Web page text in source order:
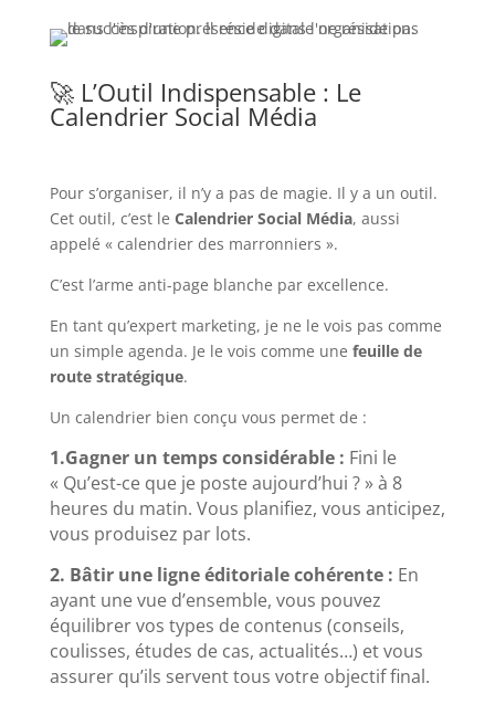
🚀 L’Outil Indispensable : Le
Calendrier Social Média
Pour s’organiser, il n’y a pas de magie. Il y a un outil.
Cet outil, c’est le Calendrier Social Média, aussi
appelé « calendrier des marronniers ».
C’est l’arme anti-page blanche par excellence.
En tant qu’expert marketing, je ne le vois pas comme
un simple agenda. Je le vois comme une feuille de
route stratégique.
Un calendrier bien conçu vous permet de :
1.Gagner un temps considérable : Fini le
« Qu’est-ce que je poste aujourd’hui ? » à 8
heures du matin. Vous planifiez, vous anticipez,
vous produisez par lots.
2. Bâtir une ligne éditoriale cohérente : En
ayant une vue d’ensemble, vous pouvez
équilibrer vos types de contenus (conseils,
coulisses, études de cas, actualités…) et vous
assurer qu’ils servent tous votre objectif final.